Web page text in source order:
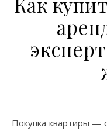
Покупка квартиры — одно из самых важных решений в